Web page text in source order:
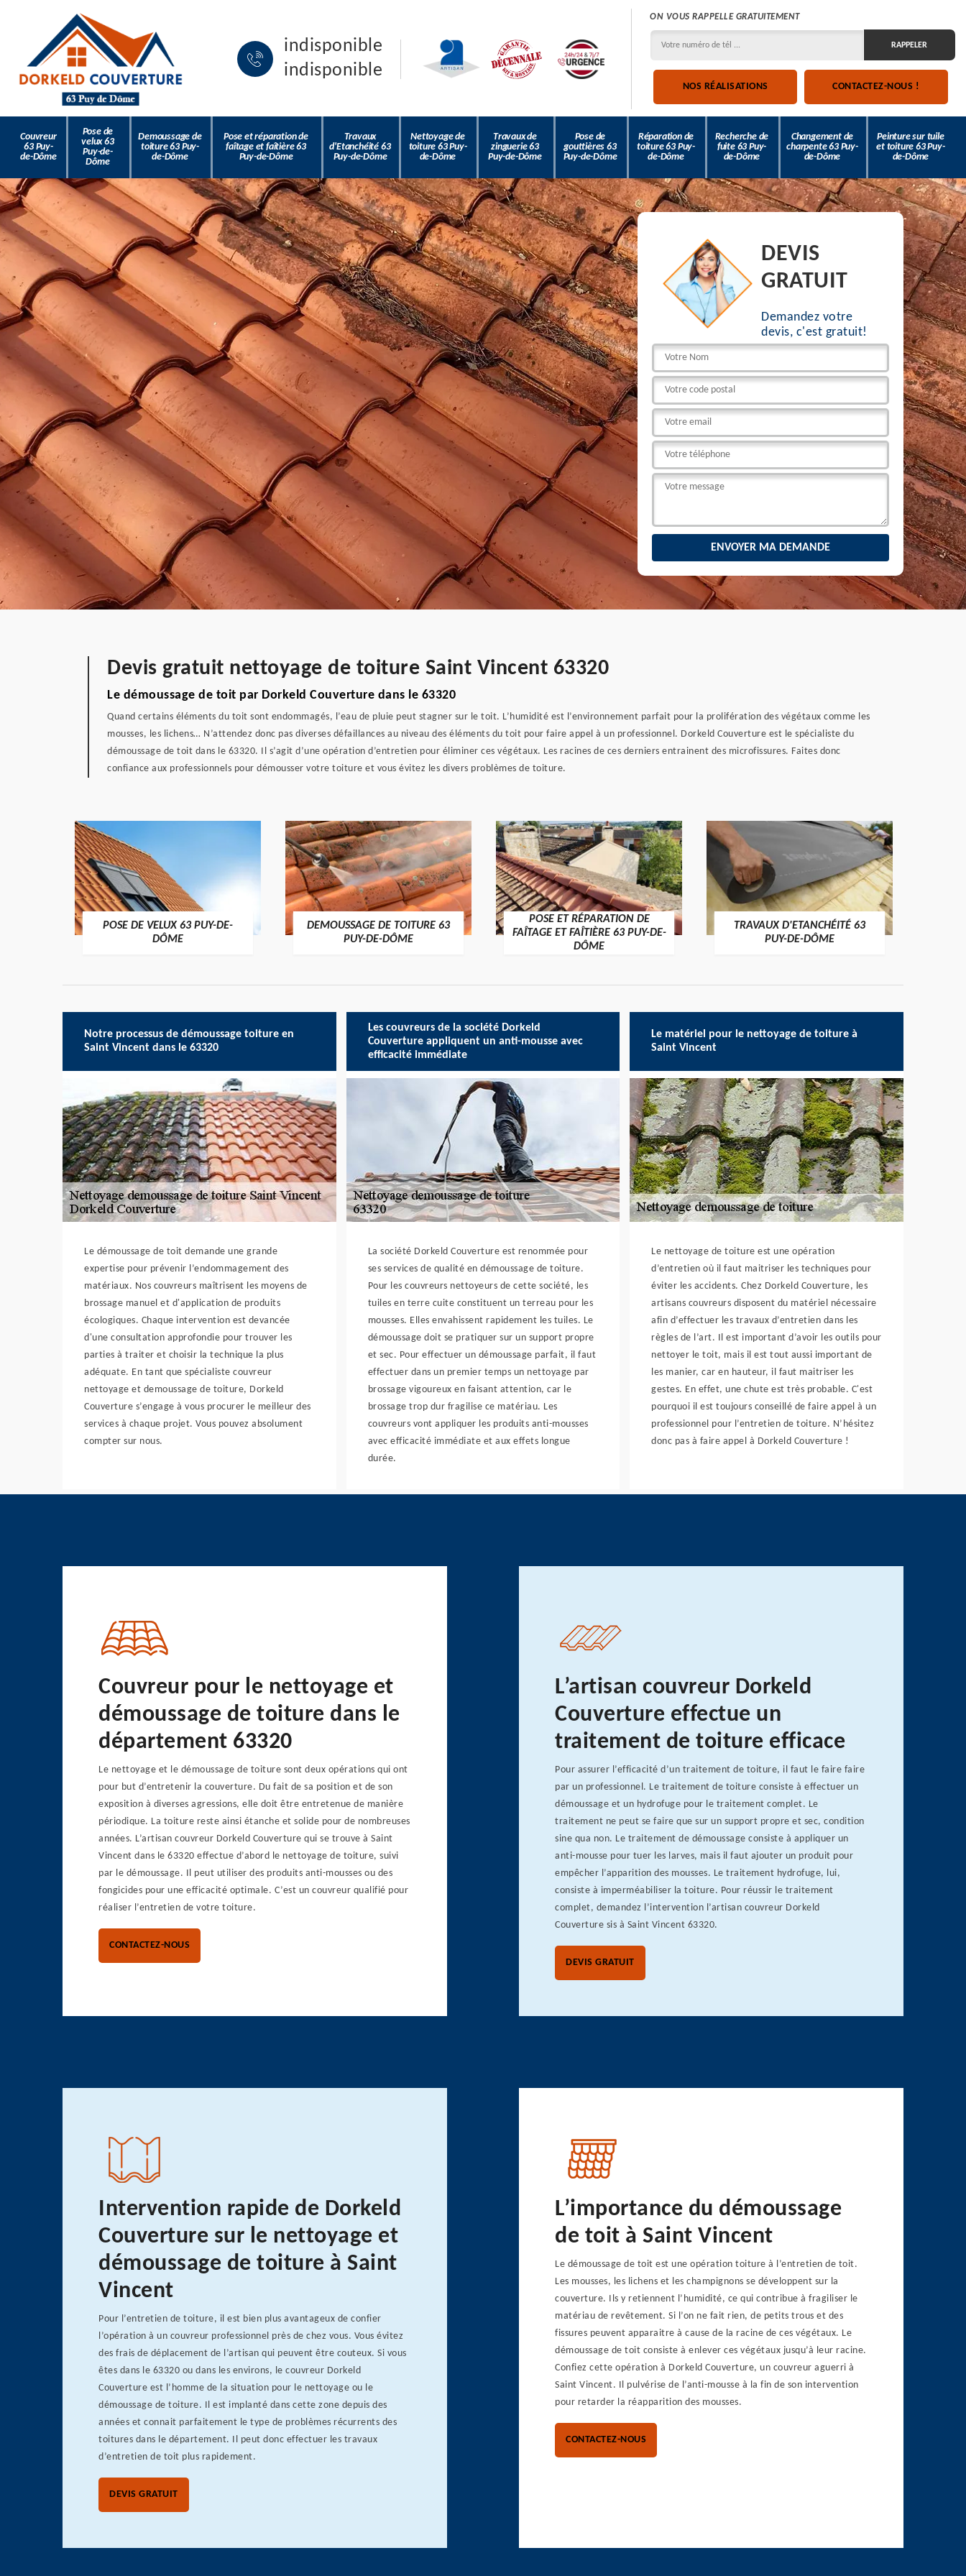
indisponible
indisponible
ON VOUS RAPPELLE GRATUITEMENT
NOS RÉALISATIONS CONTACTEZ-NOUS !
Couvreur
63 Puy-
de-Dôme
Pose de
velux 63
Puy-de-
Dôme
Demoussage de
toiture 63 Puy-
de-Dôme
Pose et réparation de
faîtage et faîtière 63
Puy-de-Dôme
Travaux
d'Etanchéité 63
Puy-de-Dôme
Nettoyage de
toiture 63 Puy-
de-Dôme
Travaux de
zinguerie 63
Puy-de-Dôme
Pose de
gouttières 63
Puy-de-Dôme
Réparation de
toiture 63 Puy-
de-Dôme
Recherche de
fuite 63 Puy-
de-Dôme
Changement de
charpente 63 Puy-
de-Dôme
Peinture sur tuile
et toiture 63 Puy-
de-Dôme
DEVIS
GRATUIT
Demandez votre
devis, c'est gratuit!
Devis gratuit nettoyage de toiture Saint Vincent 63320
Le démoussage de toit par Dorkeld Couverture dans le 63320
Quand certains éléments du toit sont endommagés, l’eau de pluie peut stagner sur le toit. L’humidité est l’environnement parfait pour la prolifération des végétaux comme les
mousses, les lichens… N’attendez donc pas diverses défaillances au niveau des éléments du toit pour faire appel à un professionnel. Dorkeld Couverture est le spécialiste du
démoussage de toit dans le 63320. Il s’agit d’une opération d’entretien pour éliminer ces végétaux. Les racines de ces derniers entrainent des microfissures. Faites donc
confiance aux professionnels pour démousser votre toiture et vous évitez les divers problèmes de toiture.
POSE DE VELUX 63 PUY-DE-
DÔME
DEMOUSSAGE DE TOITURE 63
PUY-DE-DÔME
POSE ET RÉPARATION DE
FAÎTAGE ET FAÎTIÈRE 63 PUY-DE-
DÔME
TRAVAUX D'ETANCHÉITÉ 63
PUY-DE-DÔME
Notre processus de démoussage toiture en
Saint Vincent dans le 63320
Le démoussage de toit demande une grande
expertise pour prévenir l’endommagement des
matériaux. Nos couvreurs maîtrisent les moyens de
brossage manuel et d'application de produits
écologiques. Chaque intervention est devancée
d'une consultation approfondie pour trouver les
parties à traiter et choisir la technique la plus
adéquate. En tant que spécialiste couvreur
nettoyage et demoussage de toiture, Dorkeld
Couverture s’engage à vous procurer le meilleur des
services à chaque projet. Vous pouvez absolument
compter sur nous.
Les couvreurs de la société Dorkeld
Couverture appliquent un anti-mousse avec
efficacité immédiate
La société Dorkeld Couverture est renommée pour
ses services de qualité en démoussage de toiture.
Pour les couvreurs nettoyeurs de cette société, les
tuiles en terre cuite constituent un terreau pour les
mousses. Elles envahissent rapidement les tuiles. Le
démoussage doit se pratiquer sur un support propre
et sec. Pour effectuer un démoussage parfait, il faut
effectuer dans un premier temps un nettoyage par
brossage vigoureux en faisant attention, car le
brossage trop dur fragilise ce matériau. Les
couvreurs vont appliquer les produits anti-mousses
avec efficacité immédiate et aux effets longue
durée.
Le matériel pour le nettoyage de toiture à
Saint Vincent
Le nettoyage de toiture est une opération
d’entretien où il faut maitriser les techniques pour
éviter les accidents. Chez Dorkeld Couverture, les
artisans couvreurs disposent du matériel nécessaire
afin d’effectuer les travaux d’entretien dans les
règles de l’art. Il est important d’avoir les outils pour
nettoyer le toit, mais il est tout aussi important de
les manier, car en hauteur, il faut maitriser les
gestes. En effet, une chute est très probable. C'est
pourquoi il est toujours conseillé de faire appel à un
professionnel pour l’entretien de toiture. N’hésitez
donc pas à faire appel à Dorkeld Couverture !
Couvreur pour le nettoyage et
démoussage de toiture dans le
département 63320
Le nettoyage et le démoussage de toiture sont deux opérations qui ont
pour but d’entretenir la couverture. Du fait de sa position et de son
exposition à diverses agressions, elle doit être entretenue de manière
périodique. La toiture reste ainsi étanche et solide pour de nombreuses
années. L’artisan couvreur Dorkeld Couverture qui se trouve à Saint
Vincent dans le 63320 effectue d’abord le nettoyage de toiture, suivi
par le démoussage. Il peut utiliser des produits anti-mousses ou des
fongicides pour une efficacité optimale. C’est un couvreur qualifié pour
réaliser l’entretien de votre toiture.
CONTACTEZ-NOUS
L’artisan couvreur Dorkeld
Couverture effectue un
traitement de toiture efficace
Pour assurer l’efficacité d’un traitement de toiture, il faut le faire faire
par un professionnel. Le traitement de toiture consiste à effectuer un
démoussage et un hydrofuge pour le traitement complet. Le
traitement ne peut se faire que sur un support propre et sec, condition
sine qua non. Le traitement de démoussage consiste à appliquer un
anti-mousse pour tuer les larves, mais il faut ajouter un produit pour
empêcher l’apparition des mousses. Le traitement hydrofuge, lui,
consiste à imperméabiliser la toiture. Pour réussir le traitement
complet, demandez l’intervention l’artisan couvreur Dorkeld
Couverture sis à Saint Vincent 63320.
DEVIS GRATUIT
Intervention rapide de Dorkeld
Couverture sur le nettoyage et
démoussage de toiture à Saint
Vincent
Pour l’entretien de toiture, il est bien plus avantageux de confier
l’opération à un couvreur professionnel près de chez vous. Vous évitez
des frais de déplacement de l’artisan qui peuvent être couteux. Si vous
êtes dans le 63320 ou dans les environs, le couvreur Dorkeld
Couverture est l’homme de la situation pour le nettoyage ou le
démoussage de toiture. Il est implanté dans cette zone depuis des
années et connait parfaitement le type de problèmes récurrents des
toitures dans le département. Il peut donc effectuer les travaux
d’entretien de toit plus rapidement.
DEVIS GRATUIT
L’importance du démoussage
de toit à Saint Vincent
Le démoussage de toit est une opération toiture à l’entretien de toit.
Les mousses, les lichens et les champignons se développent sur la
couverture. Ils y retiennent l’humidité, ce qui contribue à fragiliser le
matériau de revêtement. Si l’on ne fait rien, de petits trous et des
fissures peuvent apparaitre à cause de la racine de ces végétaux. Le
démoussage de toit consiste à enlever ces végétaux jusqu’à leur racine.
Confiez cette opération à Dorkeld Couverture, un couvreur aguerri à
Saint Vincent. Il pulvérise de l’anti-mousse à la fin de son intervention
pour retarder la réapparition des mousses.
CONTACTEZ-NOUS